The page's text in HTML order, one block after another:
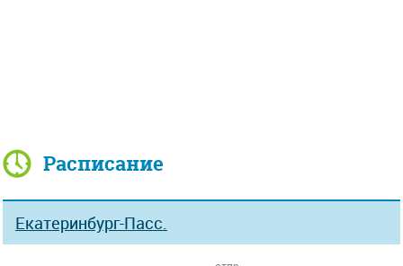
Расписание
Екатеринбург-Пасс.